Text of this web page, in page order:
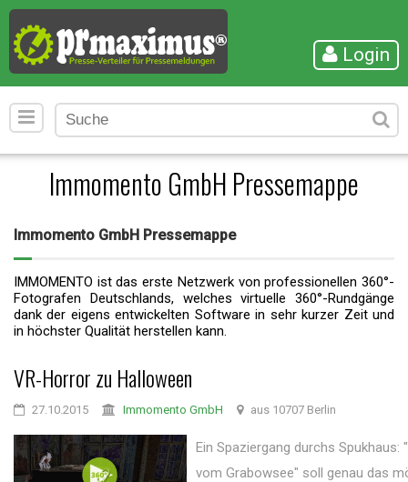
Login
Immomento GmbH Pressemappe
Immomento GmbH Pressemappe
IMMOMENTO ist das erste Netzwerk von professionellen 360°-
Fotografen Deutschlands, welches virtuelle 360°-Rundgänge
dank der eigens entwickelten Software in sehr kurzer Zeit und
in höchster Qualität herstellen kann.
VR-Horror zu Halloween
27.10.2015 Immomento GmbH aus 10707 Berlin
Ein Spaziergang durchs Spukhaus:
vom Grabowsee" soll genau das